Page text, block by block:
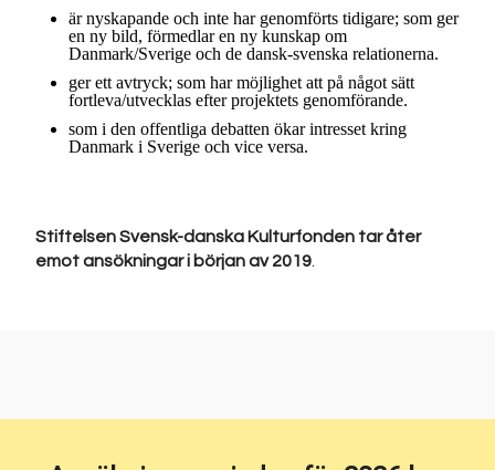
är nyskapande och inte har genomförts tidigare; som ger
en ny bild, förmedlar en ny kunskap om
Danmark/Sverige och de dansk-svenska relationerna.
ger ett avtryck; som har möjlighet att på något sätt
fortleva/utvecklas efter projektets genomförande.
som i den offentliga debatten ökar intresset kring
Danmark i Sverige och vice versa.
Stiftelsen Svensk-danska Kulturfonden tar åter
emot ansökningar i början av 2019